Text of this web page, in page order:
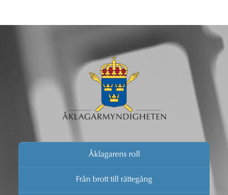
Åklagarens roll
Från brott till rättegång